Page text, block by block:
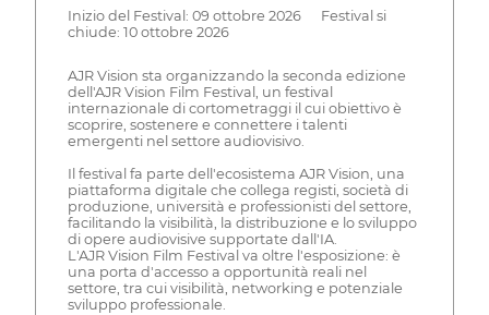
Inizio del Festival: 09 ottobre 2026 Festival si
chiude: 10 ottobre 2026
AJR Vision sta organizzando la seconda edizione
dell'AJR Vision Film Festival, un festival
internazionale di cortometraggi il cui obiettivo è
scoprire, sostenere e connettere i talenti
emergenti nel settore audiovisivo.
Il festival fa parte dell'ecosistema AJR Vision, una
piattaforma digitale che collega registi, società di
produzione, università e professionisti del settore,
facilitando la visibilità, la distribuzione e lo sviluppo
di opere audiovisive supportate dall'IA.
L'AJR Vision Film Festival va oltre l'esposizione: è
una porta d'accesso a opportunità reali nel
settore, tra cui visibilità, networking e potenziale
sviluppo professionale.